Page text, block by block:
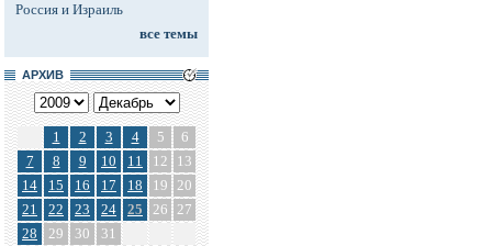
Россия и Израиль
все темы
АРХИВ
1 2 3 4 5
6
7
8 9 10 11 12
13
14
15 16 17 18 19 20
21
22 23 24 25 26 27
28
29 30 31